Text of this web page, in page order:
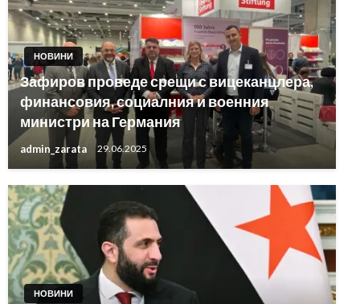
НОВИНИ
Зафиров проведе срещи с вицеканцлера,
финансовия, социалния и военния
министри на Германия
admin_zarata 29.06.2025
НОВИНИ